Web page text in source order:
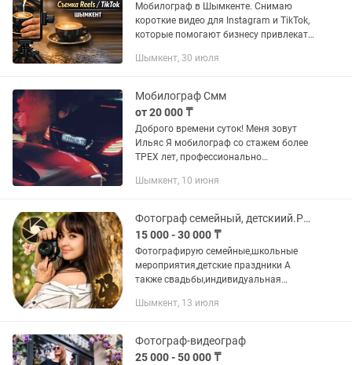
Мобилограф в Шымкенте. Снимаю
короткие видео для Instagram и TikTok,
которые помогают бизнесу привлекать
вертикальных видео • монтаж роликов
Шымкент, 30 июля
Мобилограф Смм
от 20 000 ₸
Доброго времени суток! Меня зовут
Ильяс Я мобилограф со стажем более
ТРЕХ лет, профессионально
Город ШЫМКЕНТ! И снимаю на IPHONE
сложности:...
Шымкент, 10 июня
Фотограф семейный, детскиий.Регина Камерцель
15 000 - 30 000 ₸
Фотографирую семейные,школьные
мероприятия,детские праздники А
также свадьбы,индивидуальная
Шымкент, 13 июля
Фотограф-видеограф
25 000 - 50 000 ₸